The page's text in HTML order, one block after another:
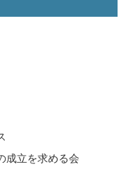
成立を求める会